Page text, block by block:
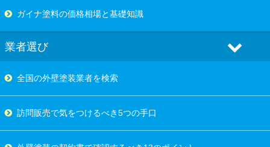
ガイナ塗料の価格相場と基礎知識
業者選び
全国の外壁塗装業者を検索
訪問販売で気をつけるべき5つの手口